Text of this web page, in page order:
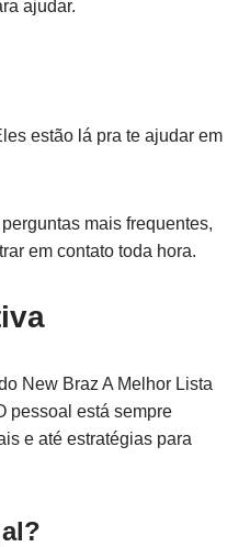
ajudar.
estão lá pra te ajudar em
mais frequentes,
em contato toda hora.
New Braz A Melhor Lista
pessoal está sempre
e até estratégias para